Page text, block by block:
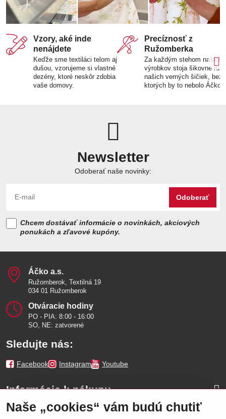
Vzory, aké inde
nenájdete
Keďže sme textiláci telom aj
dušou, vzorujeme si vlastné
dezény, ktoré neskôr zdobia
vaše domovy.
Precíznosť z
Ružomberka
Za každým stehom našich
výrobkov stoja šikovné ruky
našich verných šičiek, bez
ktorých by to nebolo Áčko.
Newsletter
Odoberať naše novinky:
Odoberať
Chcem dostávať informácie o novinkách, akciových
ponukách a zľavové kupóny.
Áčko a​.s​.
Ružomberok, Textilná 19
034 01 Ružomberok
Otváracie hodiny
PO - PIA: 8:00 - 16:00
SO, NE: zatvorené
Sledujte nás:
Facebook Instagram Youtube
Informácie k nákupu
Naše značky
Naše „cookies“ vám budú chutiť